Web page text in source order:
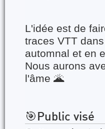
L'idée est de
traces VTT
automnal et en
Nous aurons
l'âme 🌋
🎯Public visé